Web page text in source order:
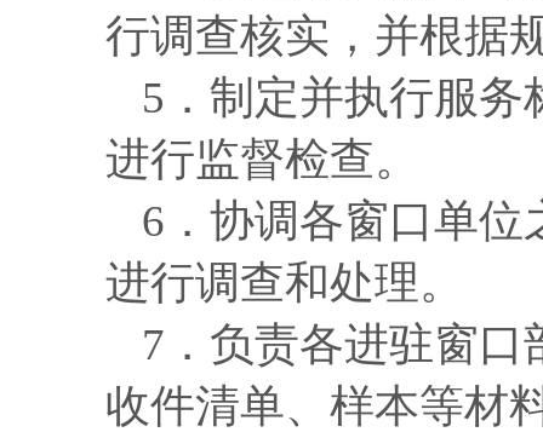
行调查核实，并根据
5．制定并执行服
进行监督检查。
6．协调各窗口单
进行调查和处理。
7． 负责各进驻窗口
收件清单、样本等材